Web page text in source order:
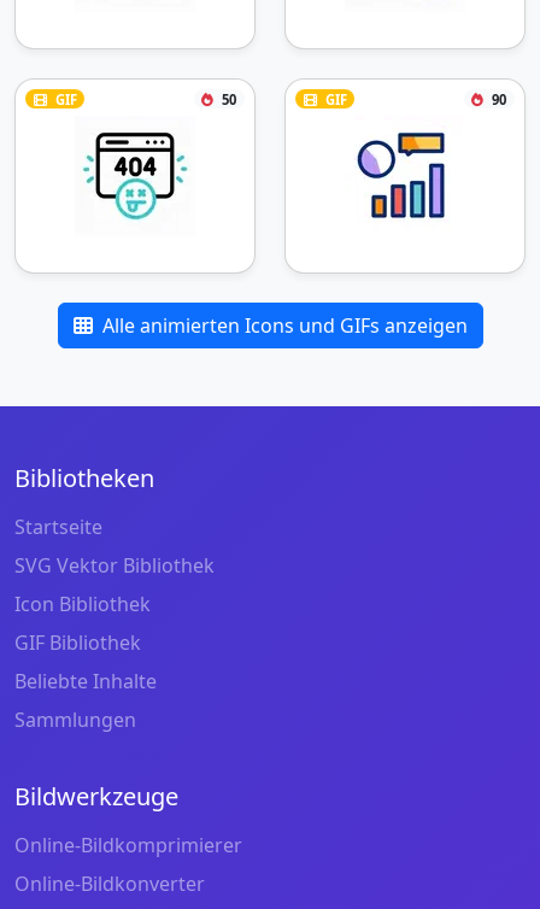
GIF 50 GIF 90
Alle animierten Icons und GIFs anzeigen
Bibliotheken
Startseite
SVG Vektor Bibliothek
Icon Bibliothek
GIF Bibliothek
Beliebte Inhalte
Sammlungen
Bildwerkzeuge
Online-Bildkomprimierer
Online-Bildkonverter